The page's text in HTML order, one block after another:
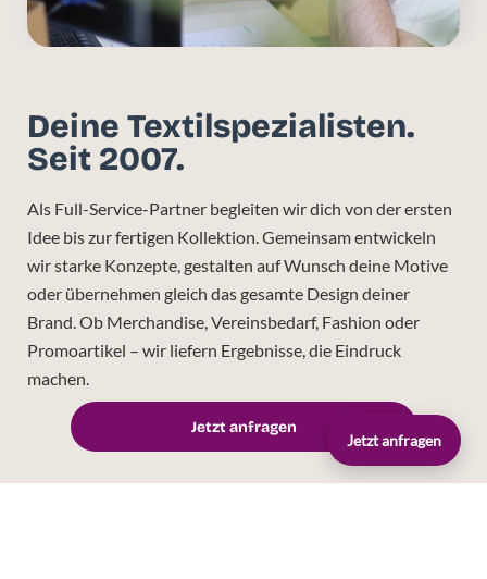
Deine Textilspezialisten.
Seit 2007.
Als Full-Service-Partner begleiten wir dich von der ersten
Idee bis zur fertigen Kollektion. Gemeinsam entwickeln
wir starke Konzepte, gestalten auf Wunsch deine Motive
oder übernehmen gleich das gesamte Design deiner
Brand. Ob Merchandise, Vereinsbedarf, Fashion oder
Promoartikel – wir liefern Ergebnisse, die Eindruck
machen.
Jetzt anfragen
Jetzt anfragen